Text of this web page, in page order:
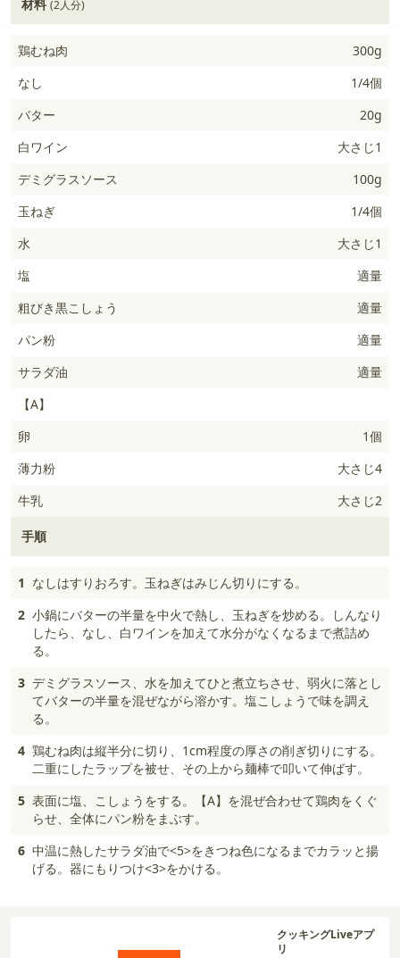
材料 (2人分)
鶏むね肉
300g
なし
1/4個
バター
20g
白ワイン
大さじ1
デミグラスソース
100g
玉ねぎ
1/4個
水
大さじ1
塩
適量
粗びき黒こしょう
適量
パン粉
適量
サラダ油
適量
【A】
卵
1個
薄力粉
大さじ4
牛乳
大さじ2
手順
1 なしはすりおろす。玉ねぎはみじん切りにする。
2 小鍋にバターの半量を中火で熱し、玉ねぎを炒める。しんなり
したら、なし、白ワインを加えて水分がなくなるまで煮詰め
る。
3 デミグラスソース、水を加えてひと煮立ちさせ、弱火に落とし
てバターの半量を混ぜながら溶かす。塩こしょうで味を調え
る。
4 鶏むね肉は縦半分に切り、1cm程度の厚さの削ぎ切りにする。
二重にしたラップを被せ、その上から麺棒で叩いて伸ばす。
5 表面に塩、こしょうをする。【A】を混ぜ合わせて鶏肉をくぐ
らせ、全体にパン粉をまぶす。
6 中温に熱したサラダ油で<5>をきつね色になるまでカラッと揚
げる。器にもりつけ<3>をかける。
クッキングLiveアプ
リ